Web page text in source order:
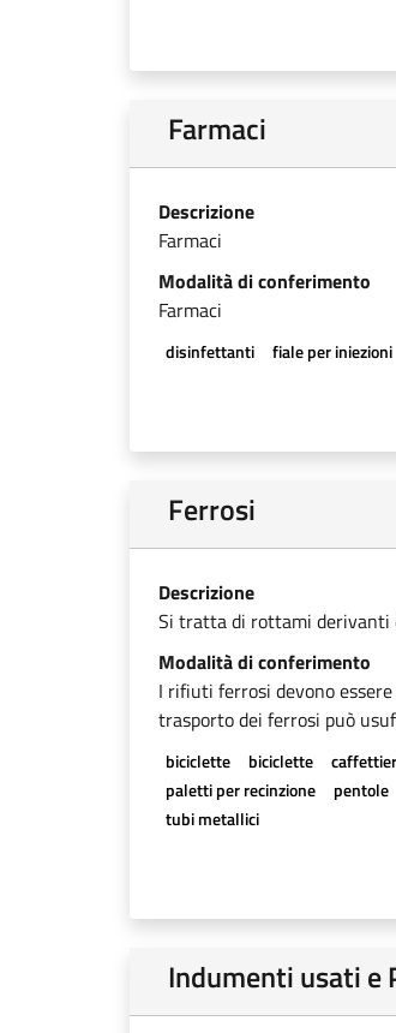
Farmaci
Descrizione
Farmaci
Modalità di conferimento
Farmaci
disinfettanti fiale per iniezioni
Ferrosi
Descrizione
Si tratta di rottami derivanti
Modalità di conferimento
I rifiuti ferrosi devono
trasporto dei ferrosi può
biciclette biciclette
paletti per recinzione
pentole
tubi metallici
Indumenti usati e